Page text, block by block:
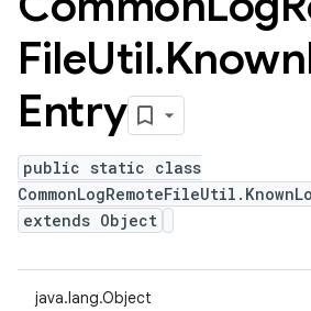
FileUtil.Known
Entry
public static class
extends Object
java.lang.Object